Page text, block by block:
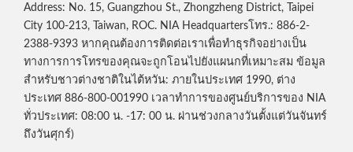
Address: No. 15, Guangzhou St., Zhongzheng District, Taipei
City 100-213, Taiwan, ROC. NIA Headquartersโทร.: 886-2-
2388-9393 หากคุณต้องการติดต่อเราเพื่อทำธุรกิจอย่างเป็น
ทางการการโทรของคุณจะถูกโอนไปยังแผนกที่เหมาะสม ข้อมูล
สำหรับชาวต่างชาติในไต้หวัน: ภายในประเทศ 1990, ต่าง
ประเทศ 886-800-001990 เวลาทำการของศูนย์บริการของ NIA
ทั่วประเทศ: 08:00 น. -17: 00 น. ผ่านช่วงกลางวันตั้งแต่วันจันทร์
ถึงวันศุกร์)